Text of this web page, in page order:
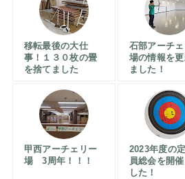
移転最後の大仕
事！１３０枚の畳
を捨てました
石部アーチ
場の情報を
ました！
甲西アーチェリー
場 3周年！！！
2023年度の
員総会を開
した！